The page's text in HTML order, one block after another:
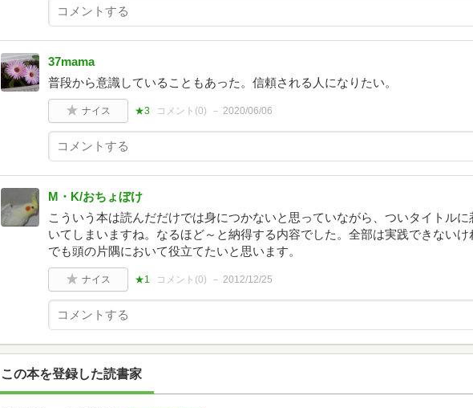
37mama
普段から意識していることもあった。信頼される人になりたい。
ナイス ★3 コメント(0) 2020/06/06
M・K/おちょぼけ
こういう本は読んだだけでは身につかないと思っていながら、ついタイトルに
いてしまいますね。なるほど～と納得する内容でした。全部は実践できないけ
でも頭の片隅において役立てたいと思います。
ナイス ★1 コメント(0) 2012/12/25
この本を登録した読書家